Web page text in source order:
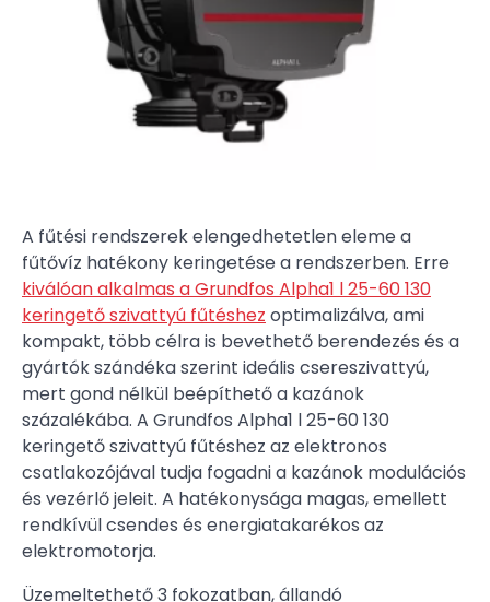
A fűtési rendszerek elengedhetetlen eleme a
fűtővíz hatékony keringetése a rendszerben. Erre
kiválóan alkalmas a Grundfos Alpha1 l 25-60 130
keringető szivattyú fűtéshez optimalizálva, ami
kompakt, több célra is bevethető berendezés és a
gyártók szándéka szerint ideális csereszivattyú,
mert gond nélkül beépíthető a kazánok
százalékába. A Grundfos Alpha1 l 25-60 130
keringető szivattyú fűtéshez az elektronos
csatlakozójával tudja fogadni a kazánok modulációs
és vezérlő jeleit. A hatékonysága magas, emellett
rendkívül csendes és energiatakarékos az
elektromotorja.
Üzemeltethető 3 fokozatban, állandó